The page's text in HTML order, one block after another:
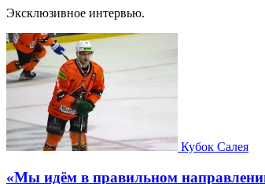
Эксклюзивное интервью.
Кубок Салея
«Мы идём в правильном